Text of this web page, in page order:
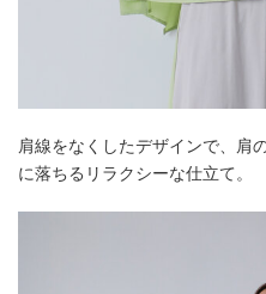
肩線をなくしたデザインで、肩
に落ちるリラクシーな仕立て。